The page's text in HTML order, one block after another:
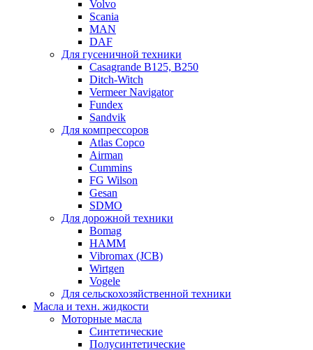
Volvo
Scania
MAN
DAF
Для гусеничной техники
Casagrande B125, B250
Ditch-Witch
Vermeer Navigator
Fundex
Sandvik
Для компрессоров
Atlas Copco
Airman
Cummins
FG Wilson
Gesan
SDMO
Для дорожной техники
Bomag
HAMM
Vibromax (JCB)
Wirtgen
Vogele
Для сельскохозяйственной техники
Масла и техн. жидкости
Моторные масла
Синтетические
Полусинтетические